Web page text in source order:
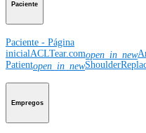
Paciente
Paciente - Página
inicialACLTear.comopen_in_new
Patientopen_in_new
Empregos